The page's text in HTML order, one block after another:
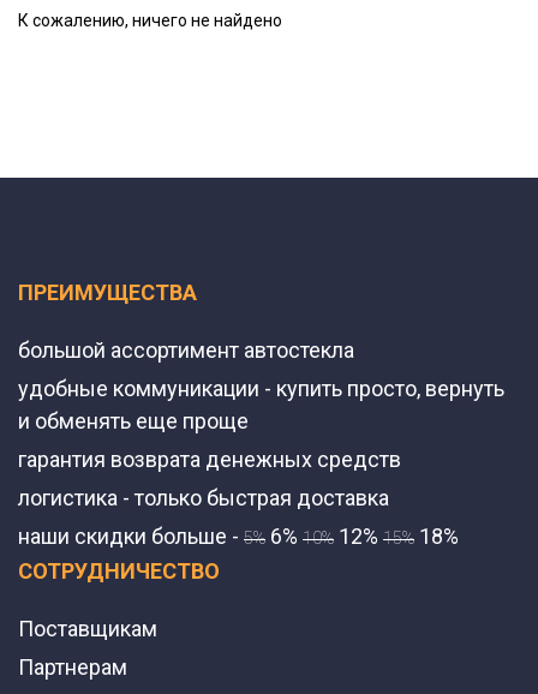
К сожалению, ничего не найдено
ПРЕИМУЩЕСТВА
большой ассортимент автостекла
удобные коммуникации - купить просто, вернуть
и обменять еще проще
гарантия возврата денежных средств
логистика - только быстрая доставка
наши скидки больше - 5% 6% 10% 12% 15% 18%
СОТРУДНИЧЕСТВО
Поставщикам
Партнерам